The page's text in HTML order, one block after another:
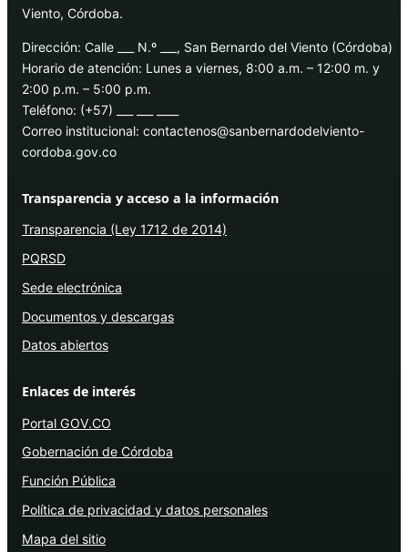
Viento, Córdoba.
Dirección: Calle ___ N.º ___, San Bernardo del Viento (Córdoba)
Horario de atención: Lunes a viernes, 8:00 a.m. – 12:00 m. y
2:00 p.m. – 5:00 p.m.
Teléfono: (+57) ___ ___ ____
Correo institucional: contactenos@sanbernardodelviento-
cordoba.gov.co
Transparencia y acceso a la información
Transparencia (Ley 1712 de 2014)
PQRSD
Sede electrónica
Documentos y descargas
Datos abiertos
Enlaces de interés
Portal GOV.CO
Gobernación de Córdoba
Función Pública
Política de privacidad y datos personales
Mapa del sitio